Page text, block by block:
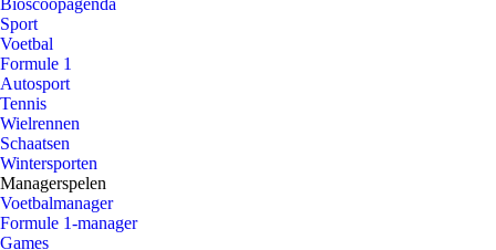
Bioscoopagenda
Sport
Voetbal
Formule 1
Autosport
Tennis
Wielrennen
Schaatsen
Wintersporten
Managerspelen
Voetbalmanager
Formule 1-manager
Games